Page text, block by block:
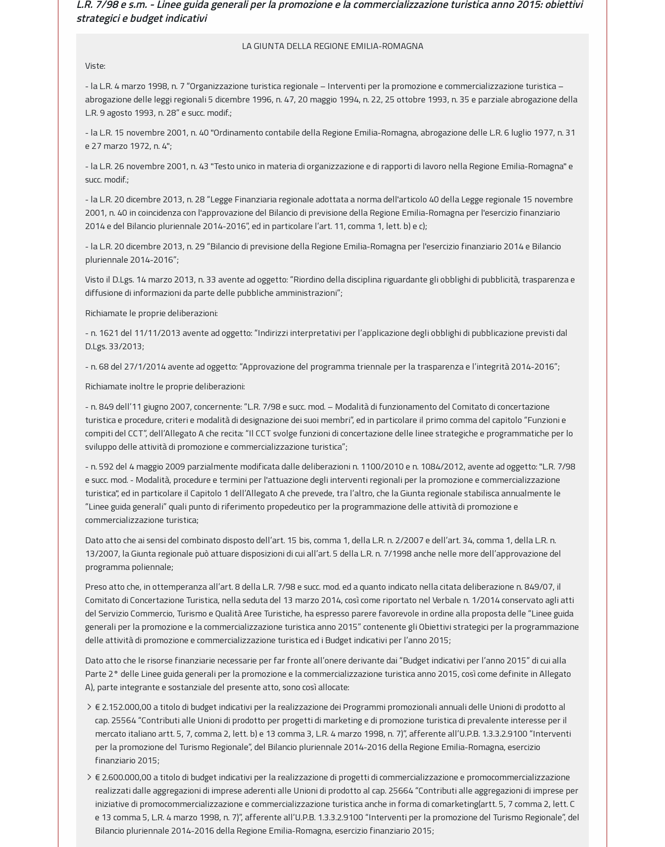
L.R. 7/98 e s.m. - Linee guida generali per la promozione e la commercializzazione turistica anno 2015: obiettivi
strategici e budget indicativi
LA GIUNTA DELLA REGIONE EMILIA-ROMAGNA
Viste:
- la L.R. 4 marzo 1998, n. 7 “Organizzazione turistica regionale – Interventi per la promozione e commercializzazione turistica –
abrogazione delle leggi regionali 5 dicembre 1996, n. 47, 20 maggio 1994, n. 22, 25 ottobre 1993, n. 35 e parziale abrogazione della
L.R. 9 agosto 1993, n. 28” e succ. modif.;
- la L.R. 15 novembre 2001, n. 40 "Ordinamento contabile della Regione Emilia-Romagna, abrogazione delle L.R. 6 luglio 1977, n. 31
e 27 marzo 1972, n. 4";
- la L.R. 26 novembre 2001, n. 43 "Testo unico in materia di organizzazione e di rapporti di lavoro nella Regione Emilia-Romagna" e
succ. modif.;
- la L.R. 20 dicembre 2013, n. 28 “Legge Finanziaria regionale adottata a norma dell'articolo 40 della Legge regionale 15 novembre
2001, n. 40 in coincidenza con l'approvazione del Bilancio di previsione della Regione Emilia-Romagna per l'esercizio finanziario
2014 e del Bilancio pluriennale 2014-2016”, ed in particolare l’art. 11, comma 1, lett. b) e c);
- la L.R. 20 dicembre 2013, n. 29 “Bilancio di previsione della Regione Emilia-Romagna per l'esercizio finanziario 2014 e Bilancio
pluriennale 2014-2016”;
Visto il D.Lgs. 14 marzo 2013, n. 33 avente ad oggetto: “Riordino della disciplina riguardante gli obblighi di pubblicità, trasparenza e
diffusione di informazioni da parte delle pubbliche amministrazioni”;
Richiamate le proprie deliberazioni:
- n. 1621 del 11/11/2013 avente ad oggetto: “Indirizzi interpretativi per l’applicazione degli obblighi di pubblicazione previsti dal
D.Lgs. 33/2013;
- n. 68 del 27/1/2014 avente ad oggetto: “Approvazione del programma triennale per la trasparenza e l’integrità 2014-2016”;
Richiamate inoltre le proprie deliberazioni:
- n. 849 dell’11 giugno 2007, concernente: “L.R. 7/98 e succ. mod. – Modalità di funzionamento del Comitato di concertazione
turistica e procedure, criteri e modalità di designazione dei suoi membri”, ed in particolare il primo comma del capitolo “Funzioni e
compiti del CCT”, dell’Allegato A che recita: “Il CCT svolge funzioni di concertazione delle linee strategiche e programmatiche per lo
sviluppo delle attività di promozione e commercializzazione turistica”;
- n. 592 del 4 maggio 2009 parzialmente modificata dalle deliberazioni n. 1100/2010 e n. 1084/2012, avente ad oggetto: "L.R. 7/98
e succ. mod. - Modalità, procedure e termini per l'attuazione degli interventi regionali per la promozione e commercializzazione
turistica", ed in particolare il Capitolo 1 dell’Allegato A che prevede, tra l’altro, che la Giunta regionale stabilisca annualmente le
“Linee guida generali” quali punto di riferimento propedeutico per la programmazione delle attività di promozione e
commercializzazione turistica;
Dato atto che ai sensi del combinato disposto dell’art. 15 bis, comma 1, della L.R. n. 2/2007 e dell’art. 34, comma 1, della L.R. n.
13/2007, la Giunta regionale può attuare disposizioni di cui all’art. 5 della L.R. n. 7/1998 anche nelle more dell’approvazione del
programma poliennale;
Preso atto che, in ottemperanza all’art. 8 della L.R. 7/98 e succ. mod. ed a quanto indicato nella citata deliberazione n. 849/07, il
Comitato di Concertazione Turistica, nella seduta del 13 marzo 2014, così come riportato nel Verbale n. 1/2014 conservato agli atti
del Servizio Commercio, Turismo e Qualità Aree Turistiche, ha espresso parere favorevole in ordine alla proposta delle “Linee guida
generali per la promozione e la commercializzazione turistica anno 2015” contenente gli Obiettivi strategici per la programmazione
delle attività di promozione e commercializzazione turistica ed i Budget indicativi per l’anno 2015;
Dato atto che le risorse finanziarie necessarie per far fronte all’onere derivante dai “Budget indicativi per l’anno 2015” di cui alla
Parte 2° delle Linee guida generali per la promozione e la commercializzazione turistica anno 2015, così come definite in Allegato
A), parte integrante e sostanziale del presente atto, sono così allocate:
€ 2.152.000,00 a titolo di budget indicativi per la realizzazione dei Programmi promozionali annuali delle Unioni di prodotto al
cap. 25564 “Contributi alle Unioni di prodotto per progetti di marketing e di promozione turistica di prevalente interesse per il
mercato italiano artt. 5, 7, comma 2, lett. b) e 13 comma 3, L.R. 4 marzo 1998, n. 7)”, afferente all’U.P.B. 1.3.3.2.9100 “Interventi
per la promozione del Turismo Regionale”, del Bilancio pluriennale 2014-2016 della Regione Emilia-Romagna, esercizio
finanziario 2015;
€ 2.600.000,00 a titolo di budget indicativi per la realizzazione di progetti di commercializzazione e promocommercializzazione
realizzati dalle aggregazioni di imprese aderenti alle Unioni di prodotto al cap. 25664 “Contributi alle aggregazioni di imprese per
iniziative di promocommercializzazione e commercializzazione turistica anche in forma di comarketing(artt. 5, 7 comma 2, lett. C
e 13 comma 5, L.R. 4 marzo 1998, n. 7)”, afferente all’U.P.B. 1.3.3.2.9100 “Interventi per la promozione del Turismo Regionale”, del
Bilancio pluriennale 2014-2016 della Regione Emilia-Romagna, esercizio finanziario 2015;